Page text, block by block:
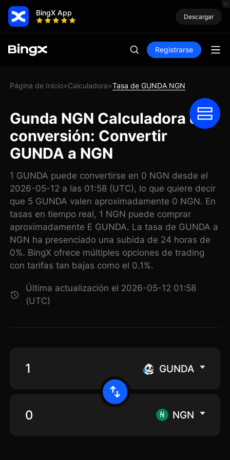
BingX App Descargar
Registrarse
Página de Inicio>Calculadora>Tasa de GUNDA NGN
Gunda NGN Calculadora de
conversión: Convertir
GUNDA a NGN
1 GUNDA puede convertirse en 0 NGN desde el
2026-05-12 a las 01:58 (UTC), lo que quiere decir
que 5 GUNDA valen aproximadamente 0 NGN. En
tasas en tiempo real, 1 NGN puede comprar
aproximadamente E GUNDA. La tasa de GUNDA a
NGN ha presenciado una subida de 24 horas de
0%. BingX ofrece múltiples opciones de trading
con tarifas tan bajas como el 0.1%.
Última actualización el 2026-05-12 01:58
(UTC)
GUNDA
NGN